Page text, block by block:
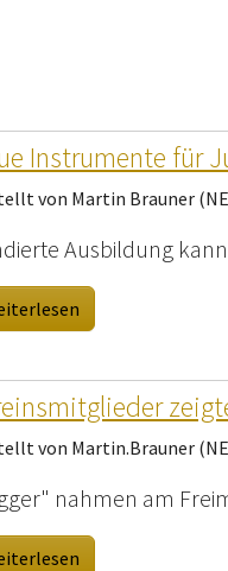
Instrumente für
von Martin Brauner
Ausbildung
von Martin.Brauner
nahmen am